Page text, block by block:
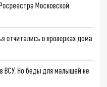
Московской
отчитались о проверках дома
ВСУ. Но беды для малышей не